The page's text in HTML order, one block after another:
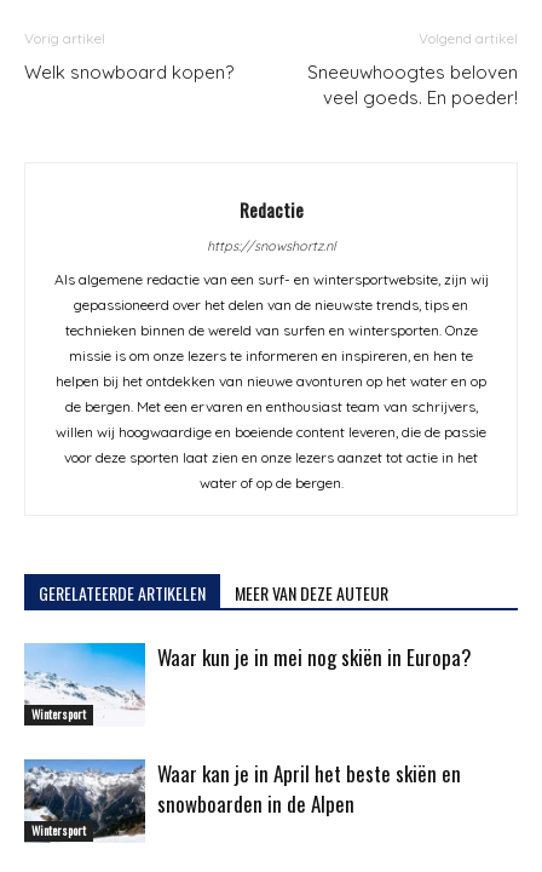
Vorig artikel
Welk snowboard kopen?
Volgend artikel
Sneeuwhoogtes beloven
veel goeds. En poeder!
Redactie
https://snowshortz.nl
Als algemene redactie van een surf- en wintersportwebsite, zijn wij
gepassioneerd over het delen van de nieuwste trends, tips en
technieken binnen de wereld van surfen en wintersporten. Onze
missie is om onze lezers te informeren en inspireren, en hen te
helpen bij het ontdekken van nieuwe avonturen op het water en op
de bergen. Met een ervaren en enthousiast team van schrijvers,
willen wij hoogwaardige en boeiende content leveren, die de passie
voor deze sporten laat zien en onze lezers aanzet tot actie in het
water of op de bergen.
GERELATEERDE ARTIKELEN MEER VAN DEZE AUTEUR
Wintersport
Waar kun je in mei nog skiën in Europa?
Wintersport
Waar kan je in April het beste skiën en
snowboarden in de Alpen